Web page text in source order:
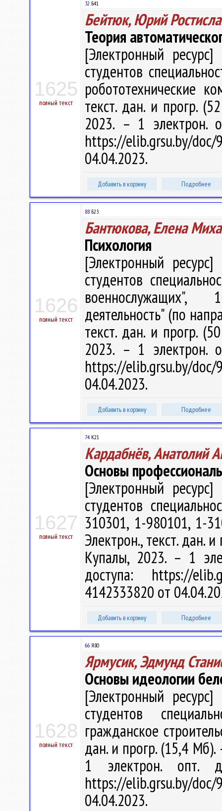
1625
полный текст
32 Б41
Бейтюк, Юрий
Теория
[Электронный
студентов
робототехнические
текст. дан. и прогр.
2023. – 1 электрон.
https://elib.grsu.by/
04.04.2023.
Добавить в корзину Подробнее
1626
полный текст
88 Б23
Бантюкова, Елена
Психология
[Электронный
студентов
военнослужащих",
деятельность" (по
текст. дан. и прогр.
2023. – 1 электрон.
https://elib.grsu.by/
04.04.2023.
Добавить в корзину Подробнее
1627
полный текст
74 К21
Кардабнёв, Анатолий
Основы
[Электронный
студентов
310301, 1-980101, 1-
Электрон., текст. дан.
Купалы, 2023. – 1
доступа: https://
4142333820 от
Добавить в корзину Подробнее
1628
полный текст
66 Я80
Ярмусик, Эдмунд
Основы идеологии
[Электронный
студентов
гражданское
дан. и прогр. (15,4
1 электрон. опт.
https://elib.grsu.by/
04.04.2023.